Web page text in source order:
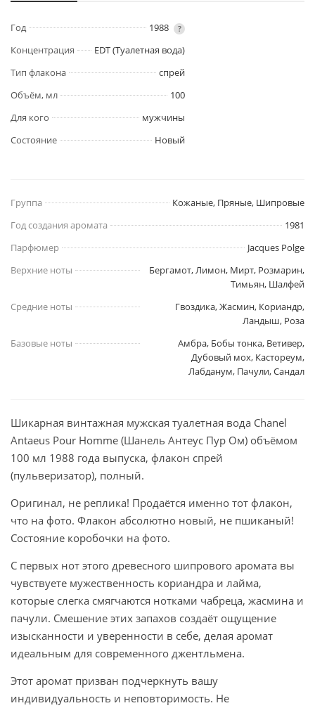
Год 1988 ?
Концентрация
EDT (Туалетная вода)
Тип флакона
спрей
Объём, мл
100
Для кого
мужчины
Состояние
Новый
Группа
Кожаные, Пряные, Шипровые
Год создания аромата
1981
Парфюмер
Jacques Polge
Верхние ноты
Бергамот, Лимон, Мирт, Розмарин,
Тимьян, Шалфей
Средние ноты
Гвоздика, Жасмин, Кориандр,
Ландыш, Роза
Базовые ноты
Амбра, Бобы тонка, Ветивер,
Дубовый мох, Кастореум,
Лабданум, Пачули, Сандал
Шикарная винтажная мужская туалетная вода Chanel
Antaeus Pour Homme (Шанель Антеус Пур Ом) объёмом
100 мл 1988 года выпуска, флакон спрей
(пульверизатор), полный.
Оригинал, не реплика! Продаётся именно тот флакон,
что на фото. Флакон абсолютно новый, не пшиканый!
Состояние коробочки на фото.
С первых нот этого древесного шипрового аромата вы
чувствуете мужественность кориандра и лайма,
которые слегка смягчаются нотками чабреца, жасмина и
пачули. Смешение этих запахов создаёт ощущение
изысканности и уверенности в себе, делая аромат
идеальным для современного джентльмена.
Этот аромат призван подчеркнуть вашу
индивидуальность и неповторимость. Не